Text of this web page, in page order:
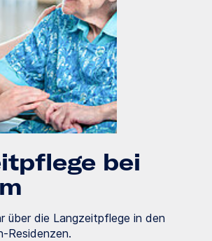
bei
über die Langzeitpflege in den
Residenzen.